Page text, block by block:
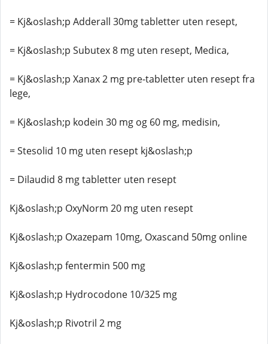
= Kj&oslash;p Adderall 30mg tabletter uten resept,
= Kj&oslash;p Subutex 8 mg uten resept, Medica,
= Kj&oslash;p Xanax 2 mg pre-tabletter uten resept fra
lege,
= Kj&oslash;p kodein 30 mg og 60 mg, medisin,
= Stesolid 10 mg uten resept kj&oslash;p
= Dilaudid 8 mg tabletter uten resept
Kj&oslash;p OxyNorm 20 mg uten resept
Kj&oslash;p Oxazepam 10mg, Oxascand 50mg online
Kj&oslash;p fentermin 500 mg
Kj&oslash;p Hydrocodone 10/325 mg
Kj&oslash;p Rivotril 2 mg